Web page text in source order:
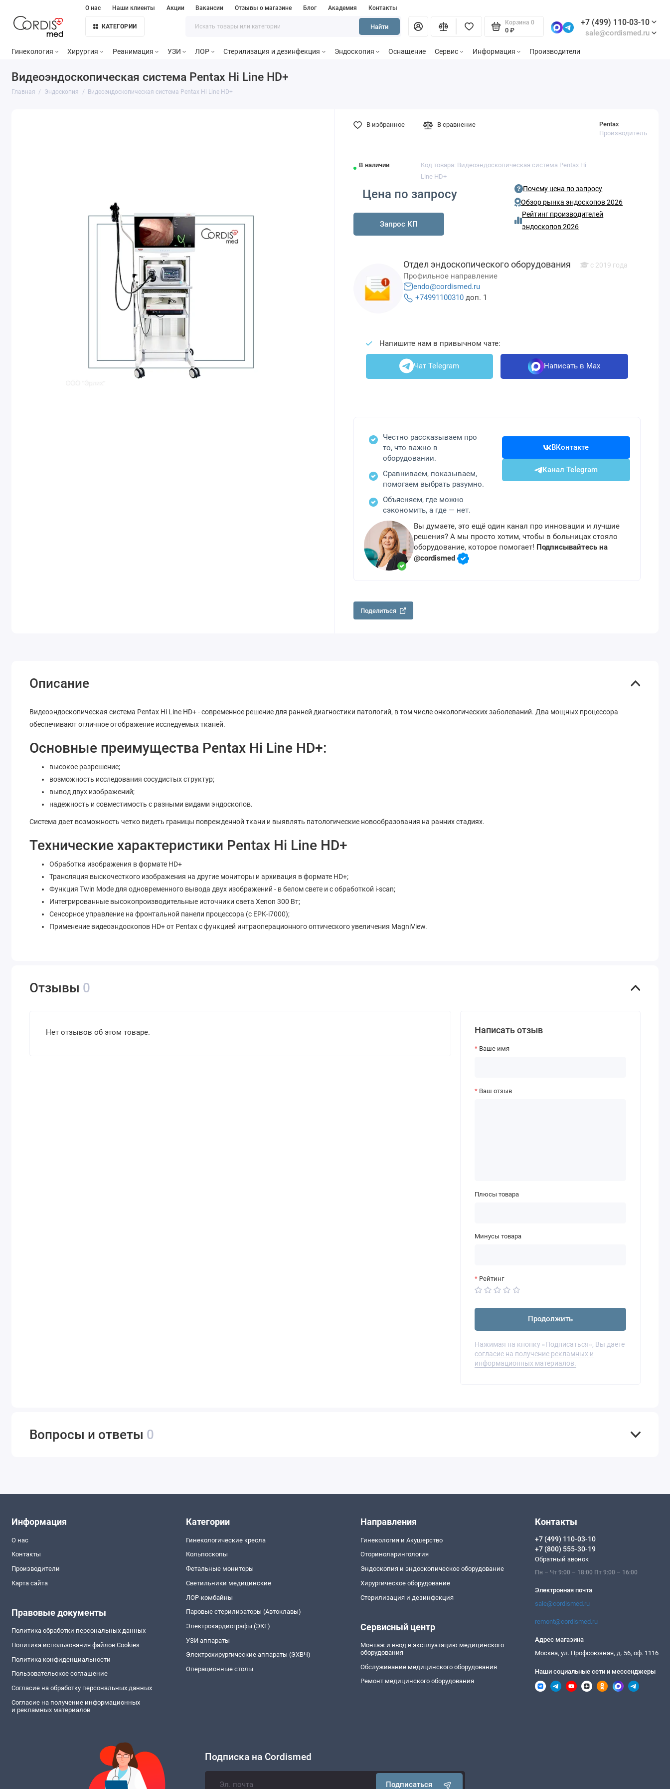
О нас Наши клиенты Акции Вакансии Отзывы о магазине Блог Академия Контакты
КАТЕГОРИИ Найти
Корзина 0
0 ₽
+7 (499) 110-03-10
sale@cordismed.ru
Гинекология Хирургия Реанимация УЗИ ЛОР Стерилизация и дезинфекция Эндоскопия Оснащение Сервис Информация Производители
Видеоэндоскопическая система Pentax Hi Line HD+
Главная Эндоскопия Видеоэндоскопическая система Pentax Hi Line HD+
В наличии
Код товара: Видеоэндоскопическая система Pentax Hi
Line HD+
Pentax
Производитель
Цена по запросу
Запрос КП
Почему цена по запросу
Обзор рынка эндоскопов 2026
Рейтинг производителей
эндоскопов 2026
В избранное В сравнение
Отдел эндоскопического оборудования с 2019 года
Профильное направление
endo@cordismed.ru
+74991100310 доп. 1
Напишите нам в привычном чате:
Чат Telegram Написать в Max
Честно рассказываем про
то, что важно в
оборудовании.
Сравниваем, показываем,
помогаем выбрать разумно.
Объясняем, где можно
сэкономить, а где — нет.
ВКонтакте
Канал Telegram
Вы думаете, это ещё один канал про инновации и лучшие
решения? А мы просто хотим, чтобы в больницах стояло
оборудование, которое помогает! Подписывайтесь на
@cordismed
Поделиться
Описание
Видеоэндоскопическая система Pentax Hi Line HD+ - современное решение для ранней диагностики патологий, в том числе онкологических заболеваний. Два мощных процессора
обеспечивают отличное отображение исследуемых тканей.
Основные преимущества Pentax Hi Line HD+:
высокое разрешение;
возможность исследования сосудистых структур;
вывод двух изображений;
надежность и совместимость с разными видами эндоскопов.
Система дает возможность четко видеть границы поврежденной ткани и выявлять патологические новообразования на ранних стадиях.
Технические характеристики Pentax Hi Line HD+
Обработка изображения в формате HD+
Трансляция выскочесткого изображения на другие мониторы и архивация в формате HD+;
Функция Twin Mode для одновременного вывода двух изображений - в белом свете и с обработкой i-scan;
Интегрированные высокопроизводительные источники света Xenon 300 Вт;
Сенсорное управление на фронтальной панели процессора (с EPK‑i7000);
Применение видеоэндоскопов HD+ от Pentax с функцией интраоперационного оптического увеличения MagniView.
Отзывы 0
Нет отзывов об этом товаре. Написать отзыв
Ваше имя
Ваш отзыв
Плюсы товара
Минусы товара
Рейтинг
Продолжить
Нажимая на кнопку «Подписаться», Вы даете
согласие на получение рекламных и
информационных материалов.
Вопросы и ответы 0
Информация
О нас
Контакты
Производители
Карта сайта
Правовые документы
Политика обработки персональных данных
Политика использования файлов Cookies
Политика конфиденциальности
Пользовательское соглашение
Согласие на обработку персональных данных
Согласие на получение информационных
и рекламных материалов
Категории
Гинекологические кресла
Кольпоскопы
Фетальные мониторы
Светильники медицинские
ЛОР-комбайны
Паровые стерилизаторы (Автоклавы)
Электрокардиографы (ЭКГ)
УЗИ аппараты
Электрохирургические аппараты (ЭХВЧ)
Операционные столы
Направления
Гинекология и Акушерство
Оториноларингология
Эндоскопия и эндоскопическое оборудование
Хирургическое оборудование
Стерилизация и дезинфекция
Сервисный центр
Монтаж и ввод в эксплуатацию медицинского
оборудования
Обслуживание медицинского оборудования
Ремонт медицинского оборудования
Контакты
+7 (499) 110-03-10
+7 (800) 555-30-19
Обратный звонок
Пн – Чт 9:00 – 18:00 Пт 9:00 – 16:00
Электронная почта
sale@cordismed.ru
remont@cordismed.ru
Адрес магазина
Москва, ул. Профсоюзная, д. 56, оф. 1116
Наши социальные сети и мессенджеры
Подписка на Cordismed
Подписаться